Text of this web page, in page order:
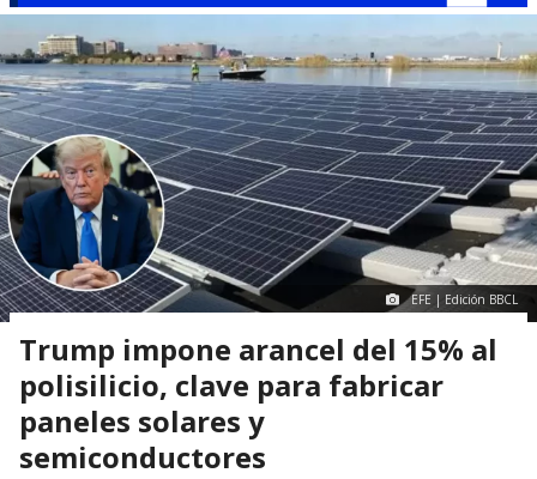
EFE | Edición BBCL
Trump impone arancel del 15% al
polisilicio, clave para fabricar
paneles solares y
semiconductores